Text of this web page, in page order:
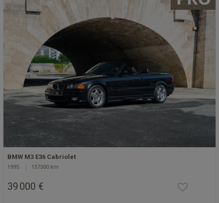
BMW M3 E36 Cabriolet
1995 157500 km
39 000 €